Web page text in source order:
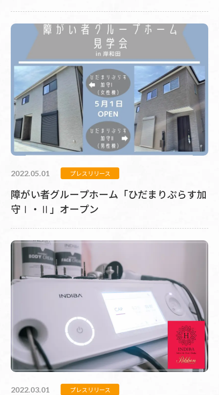
2022.05.01 プレスリリース
障がい者グループホーム「ひだまりぷらす加
守Ⅰ・Ⅱ」オープン
2022.03.01 プレスリリース